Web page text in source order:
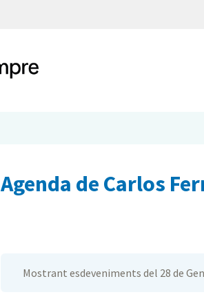
Agenda de Carlos
Mostrant esdeveniments del 28 de Gen